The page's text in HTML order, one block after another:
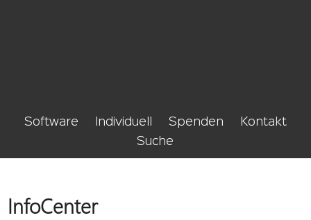
Software Individuell Spenden
Kontakt
Suche
InfoCenter